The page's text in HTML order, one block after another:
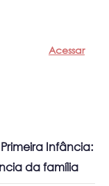
Acessar
Infância:
da família